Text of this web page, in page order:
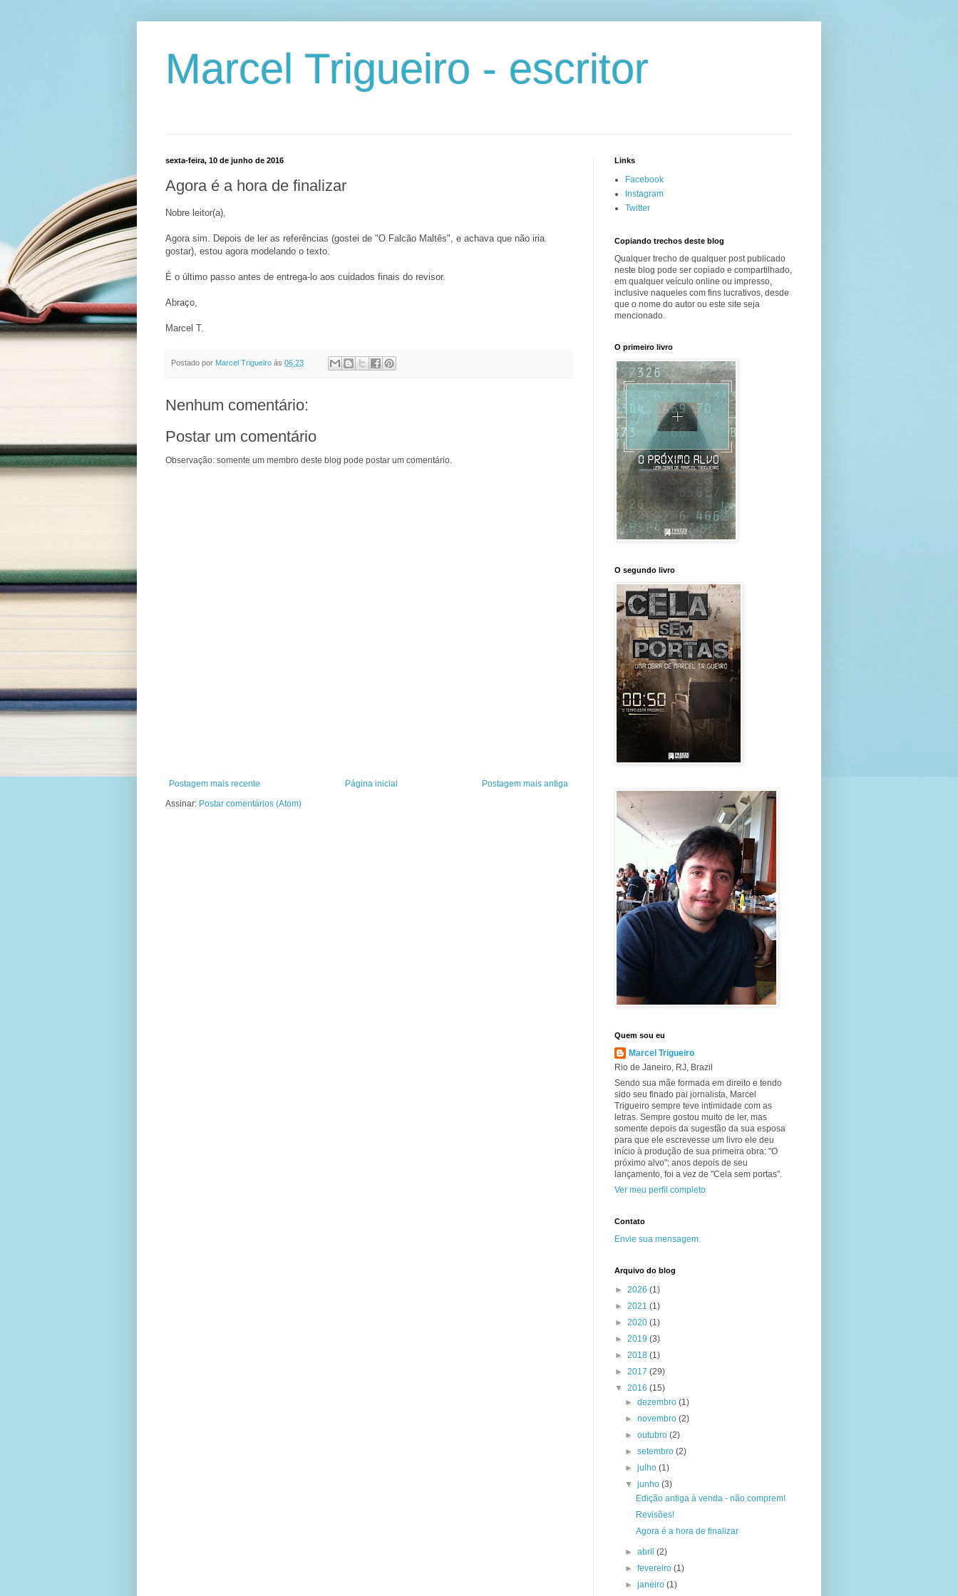
Marcel Trigueiro - escritor
sexta-feira, 10 de junho de 2016
Agora é a hora de finalizar
Nobre leitor(a),
Agora sim. Depois de ler as referências (gostei de "O Falcão Maltês", e achava que não iria
gostar), estou agora modelando o texto.
É o último passo antes de entrega-lo aos cuidados finais do revisor.
Abraço,
Marcel T.
Postado por Marcel Trigueiro às 06:23
Nenhum comentário:
Postar um comentário
Observação: somente um membro deste blog pode postar um comentário.
Postagem mais recente Postagem mais antiga
Página inicial
Assinar: Postar comentários (Atom)
Links
Facebook
Instagram
Twitter
Copiando trechos deste blog
Qualquer trecho de qualquer post publicado
neste blog pode ser copiado e compartilhado,
em qualquer veículo online ou impresso,
inclusive naqueles com fins lucrativos, desde
que o nome do autor ou este site seja
mencionado.
O primeiro livro
O segundo livro
Quem sou eu
Marcel Trigueiro
Rio de Janeiro, RJ, Brazil
Sendo sua mãe formada em direito e tendo
sido seu finado pai jornalista, Marcel
Trigueiro sempre teve intimidade com as
letras. Sempre gostou muito de ler, mas
somente depois da sugestão da sua esposa
para que ele escrevesse um livro ele deu
início à produção de sua primeira obra: "O
próximo alvo"; anos depois de seu
lançamento, foi a vez de "Cela sem portas".
Ver meu perfil completo
Contato
Envie sua mensagem.
Arquivo do blog
► 2026 (1)
► 2021 (1)
► 2020 (1)
► 2019 (3)
► 2018 (1)
► 2017 (29)
▼ 2016 (15)
►dezembro(1)
►novembro(2)
►outubro(2)
►setembro(2)
►julho(1)
▼junho(3)
Edição antiga à venda - não comprem!
Revisões!
Agora é a hora de finalizar
►abril(2)
►fevereiro(1)
►janeiro(1)